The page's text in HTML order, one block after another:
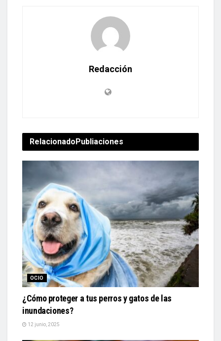
Redacción
RelacionadoPubliaciones
OCIO
¿Cómo proteger a tus perros y gatos de las
inundaciones?
12 junio, 2025